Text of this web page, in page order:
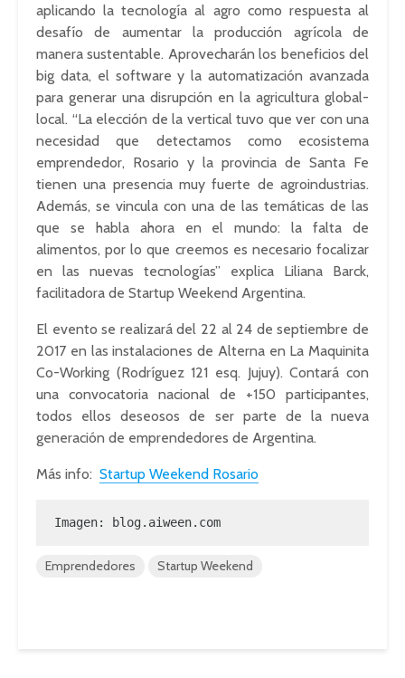
aplicando la tecnología al agro como respuesta al
desafío de aumentar la producción agrícola de
manera sustentable. Aprovecharán los beneficios del
big data, el software y la automatización avanzada
para generar una disrupción en la agricultura global-
local. “La elección de la vertical tuvo que ver con una
necesidad que detectamos como ecosistema
emprendedor, Rosario y la provincia de Santa Fe
tienen una presencia muy fuerte de agroindustrias.
Además, se vincula con una de las temáticas de las
que se habla ahora en el mundo: la falta de
alimentos, por lo que creemos es necesario focalizar
en las nuevas tecnologías” explica Liliana Barck,
facilitadora de Startup Weekend Argentina.
El evento se realizará del 22 al 24 de septiembre de
2017 en las instalaciones de Alterna en La Maquinita
Co-Working (Rodríguez 121 esq. Jujuy). Contará con
una convocatoria nacional de +150 participantes,
todos ellos deseosos de ser parte de la nueva
generación de emprendedores de Argentina.
Más info: Startup Weekend Rosario
Imagen: blog.aiween.com
Emprendedores Startup Weekend